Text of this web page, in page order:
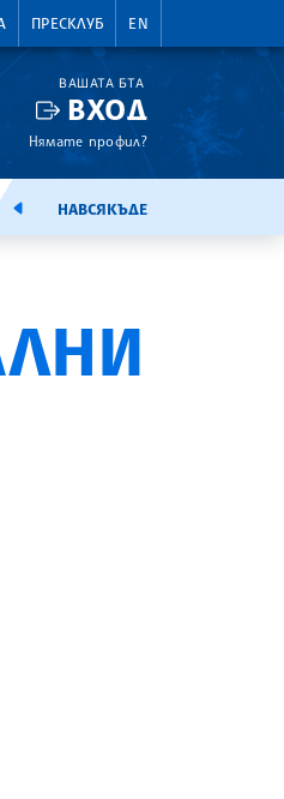
ПРЕСКЛУБ EN
ВАШАТА БТА
ВХОД
Нямате профил?
ЕМИСИЯНАВСЯКЪДЕ